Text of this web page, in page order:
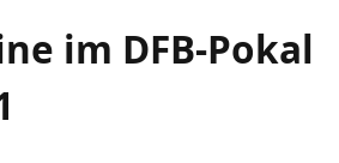
im DFB-Pokal